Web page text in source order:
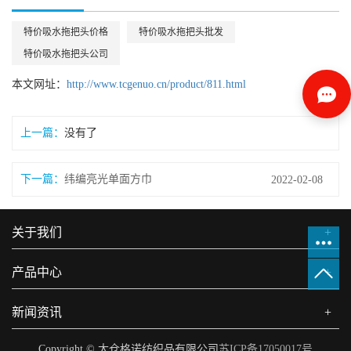
特价吸水拖把头价格
特价吸水拖把头批发
特价吸水拖把头公司
本文网址： http://www.tcgenuo.cn/product/811.html
上一篇： 没有了
下一篇： 纬编亮光单面方巾 2022-02-08
关于我们 +
产品中心 +
新闻资讯 +